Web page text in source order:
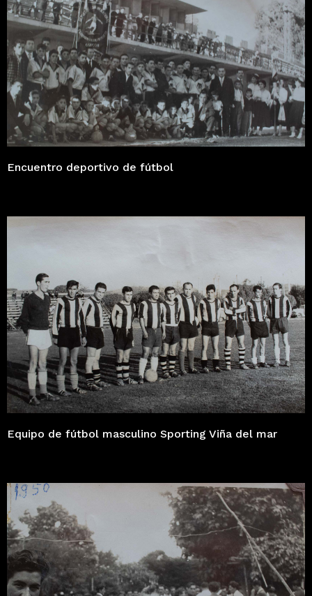
Encuentro deportivo de fútbol
Equipo de fútbol masculino Sporting Viña del mar